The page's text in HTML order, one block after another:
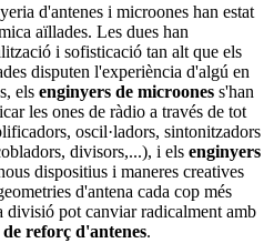
d'antenes i microones han estat
aïllades. Les dues han
i sofisticació tan alt que els
disputen l'experiència d'algú en
els enginyers de microones s'han
les ones de ràdio a través de tot
oscil·ladors, sintonitzadors
divisors,...), i els enginyers
dispositius i maneres creatives
d'antena cada cop més
divisió pot canviar radicalment amb
reforç d'antenes.